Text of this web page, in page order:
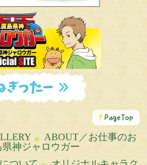
こ
の
ペ
ー
ジ
の
ABOUT／お仕事のお
県神ジャロウガー